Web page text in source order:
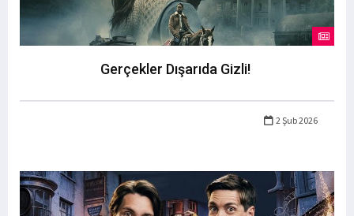
Gerçekler Dışarıda Gizli!
2 Şub 2026